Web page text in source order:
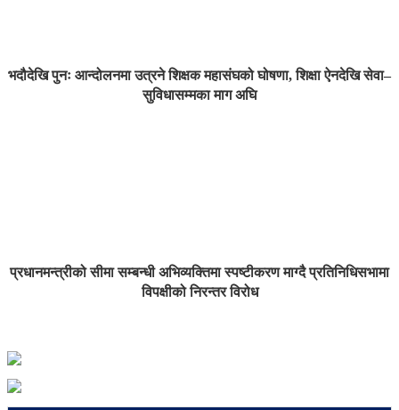
भदौदेखि पुनः आन्दोलनमा उत्रने शिक्षक महासंघको घोषणा, शिक्षा ऐनदेखि सेवा–
सुविधासम्मका माग अघि
प्रधानमन्त्रीको सीमा सम्बन्धी अभिव्यक्तिमा स्पष्टीकरण माग्दै प्रतिनिधिसभामा
विपक्षीको निरन्तर विरोध